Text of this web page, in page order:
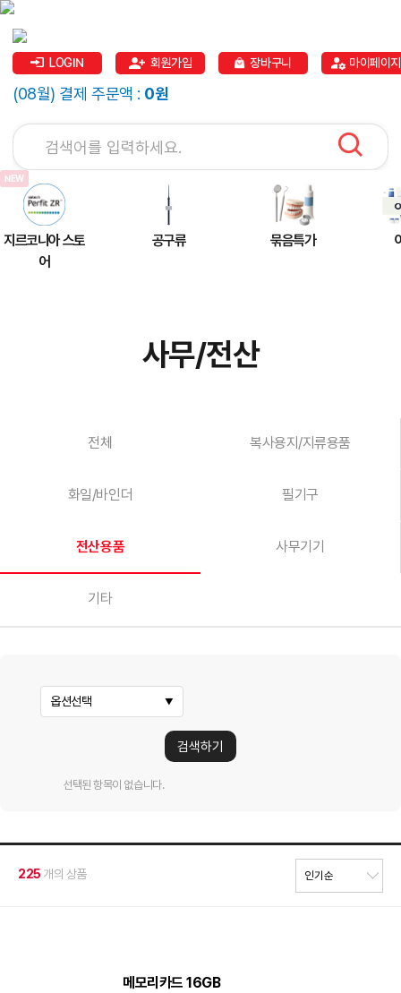
LOGIN 회원가입 장바구니 마이페이지
(08월) 결제 주문액 : 0원
지르코니아 스토
어
공구류 묶음특가
사무/전산
전체 복사용지/지류용품
화일/바인더 필기구
전산용품 사무기기
기타
옵션선택
검색하기
선택된 항목이 없습니다.
225 개의 상품
메모리카드 16GB